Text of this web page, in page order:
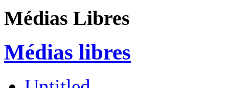
Médias Libres
Médias libres